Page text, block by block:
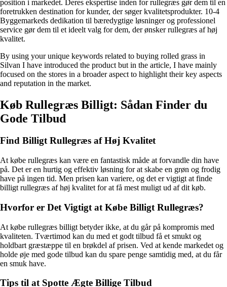
position i markedet. Deres ekspertise inden for rullegræs gør dem til en
foretrukken destination for kunder, der søger kvalitetsprodukter. 10-4
Byggemarkeds dedikation til bæredygtige løsninger og professionel
service gør dem til et ideelt valg for dem, der ønsker rullegræs af høj
kvalitet.
By using your unique keywords related to buying rolled grass in
Silvan I have introduced the product but in the article, I have mainly
focused on the stores in a broader aspect to highlight their key aspects
and reputation in the market.
Køb Rullegræs Billigt: Sådan Finder du
Gode Tilbud
Find Billigt Rullegræs af Høj Kvalitet
At købe rullegræs kan være en fantastisk måde at forvandle din have
på. Det er en hurtig og effektiv løsning for at skabe en grøn og frodig
have på ingen tid. Men prisen kan variere, og det er vigtigt at finde
billigt rullegræs af høj kvalitet for at få mest muligt ud af dit køb.
Hvorfor er Det Vigtigt at Købe Billigt Rullegræs?
At købe rullegræs billigt betyder ikke, at du går på kompromis med
kvaliteten. Tværtimod kan du med et godt tilbud få et smukt og
holdbart græstæppe til en brøkdel af prisen. Ved at kende markedet og
holde øje med gode tilbud kan du spare penge samtidig med, at du får
en smuk have.
Tips til at Spotte Ægte Billige Tilbud